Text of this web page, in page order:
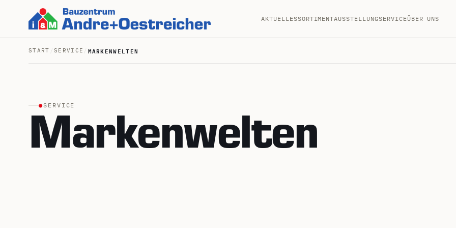
AKTUELLESSORTIMENTAUSSTELLUNGSERVICEÜBER UNS
START / SERVICE / MARKENWELTEN
●SERVICE
Markenwelten